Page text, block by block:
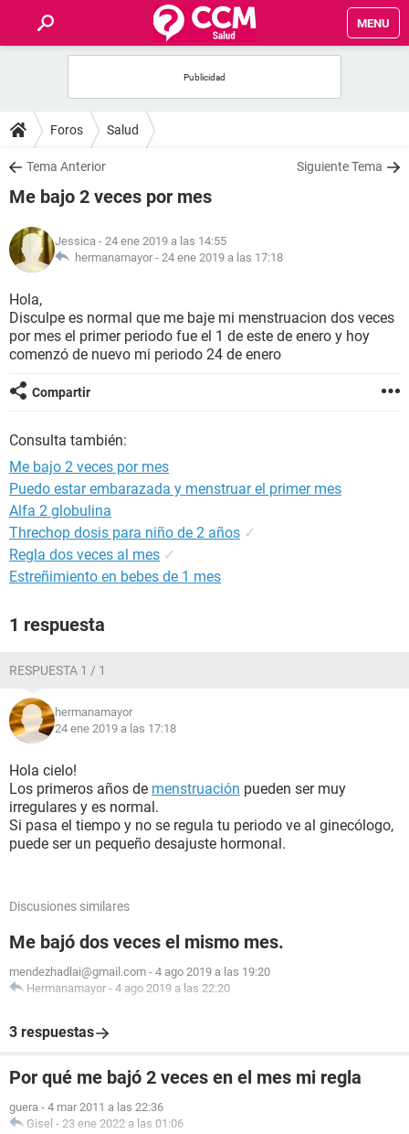
MENU
FOROS
SALUD
FAMILIA
NUTRICIÓN
BIENESTAR
SEXUALIDAD
GLOSARIO
Foros Salud
Tema Anterior Siguiente Tema
Me bajo 2 veces por mes
Jessica - 24 ene 2019 a las 14:55
hermanamayor - 24 ene 2019 a las 17:18
Hola,
Disculpe es normal que me baje mi menstruacion dos veces
por mes el primer periodo fue el 1 de este de enero y hoy
comenzó de nuevo mi periodo 24 de enero
Compartir
Consulta también:
Me bajo 2 veces por mes
Puedo estar embarazada y menstruar el primer mes
Alfa 2 globulina
Threchop dosis para niño de 2 años ✓
Regla dos veces al mes ✓
Estreñimiento en bebes de 1 mes
1 respuesta
RESPUESTA 1 / 1
hermanamayor
24 ene 2019 a las 17:18
Hola cielo!
Los primeros años de menstruación pueden ser muy
irregulares y es normal.
Si pasa el tiempo y no se regula tu periodo ve al ginecólogo,
puede ser un pequeño desajuste hormonal.
Discusiones similares
Me bajó dos veces el mismo mes.
mendezhadlai@gmail.com - 4 ago 2019 a las 19:20
Hermanamayor - 4 ago 2019 a las 22:20
3 respuestas
Por qué me bajó 2 veces en el mes mi regla
guera - 4 mar 2011 a las 22:36
Gisel - 23 ene 2022 a las 01:06